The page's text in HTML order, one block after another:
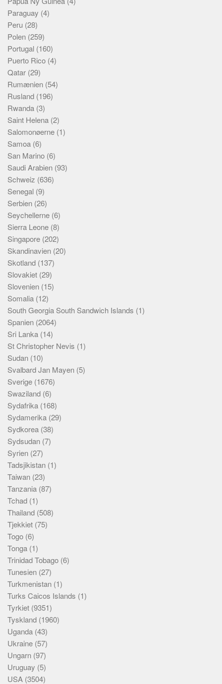
Paraguay (4)
Peru (28)
Polen (259)
Portugal (160)
Puerto Rico (4)
Qatar (29)
Rumænien (54)
Rusland (196)
Rwanda (3)
Saint Helena (2)
Salomonøerne (1)
Samoa (6)
San Marino (6)
Saudi Arabien (93)
Schweiz (636)
Senegal (9)
Serbien (26)
Seychellerne (6)
Sierra Leone (8)
Singapore (202)
Skandinavien (20)
Skotland (137)
Slovakiet (29)
Slovenien (15)
Somalia (12)
South Georgia South Sandwich Islands (1)
Spanien (2064)
Sri Lanka (14)
St Christopher Nevis (1)
Sudan (10)
Svalbard Jan Mayen (5)
Sverige (1676)
Swaziland (6)
Sydafrika (168)
Sydamerika (29)
Sydkorea (38)
Sydsudan (7)
Syrien (27)
Tadsjikistan (1)
Taiwan (23)
Tanzania (87)
Tchad (1)
Thailand (508)
Tjekkiet (75)
Togo (6)
Tonga (1)
Trinidad Tobago (6)
Tunesien (27)
Turkmenistan (1)
Turks Caicos Islands (1)
Tyrkiet (9351)
Tyskland (1960)
Uganda (43)
Ukraine (57)
Ungarn (97)
Uruguay (5)
USA (3504)